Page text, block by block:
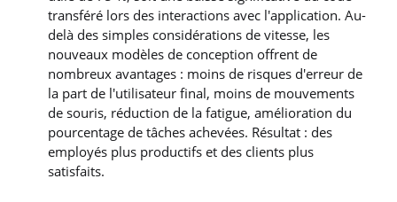
transféré lors des interactions avec l'application. Au-
delà des simples considérations de vitesse, les
nouveaux modèles de conception offrent de
nombreux avantages : moins de risques d'erreur de
la part de l'utilisateur final, moins de mouvements
de souris, réduction de la fatigue, amélioration du
pourcentage de tâches achevées. Résultat : des
employés plus productifs et des clients plus
satisfaits.